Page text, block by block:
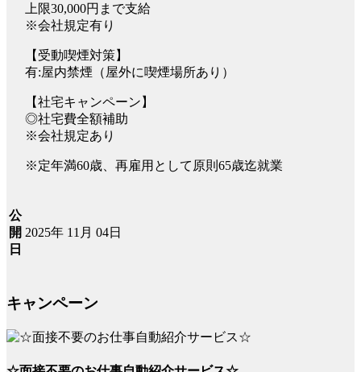
上限30,000円まで支給
※会社規定有り
【受動喫煙対策】
有:屋内禁煙（屋外に喫煙場所あり）
【社宅キャンペーン】
◎社宅費全額補助
※会社規定あり
※定年満60歳、再雇用として原則65歳迄就業
公
開
日
2025年 11月 04日
キャンペーン